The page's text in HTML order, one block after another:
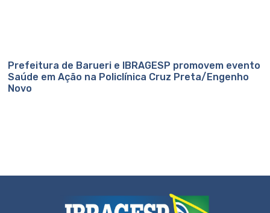
Prefeitura de Barueri e IBRAGESP promovem evento
Saúde em Ação na Policlínica Cruz Preta/Engenho
Novo